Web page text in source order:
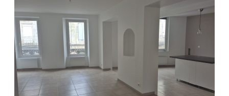
VOIR LE BIEN